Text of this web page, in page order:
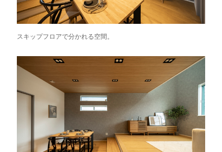
スキップフロアで分かれる空間。